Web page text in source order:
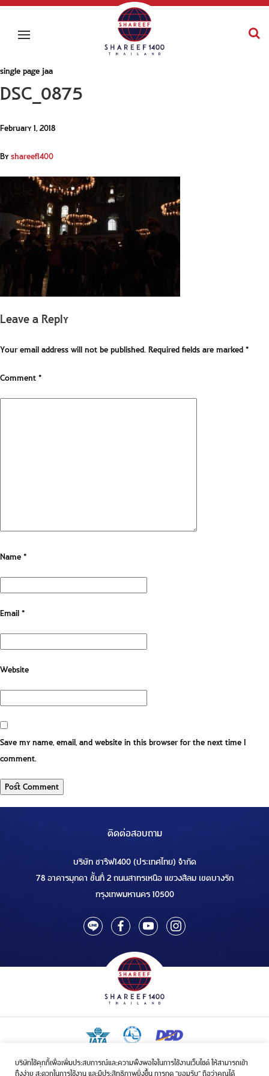
บริษัทใช้คุกกี้เพื่อเพิ่มประสบการณ์และความพึงพอใจในการใช้งานเว็บไซต์ ให้สามารถเข้า
ถึงง่าย สะดวกในการใช้งาน และมีประสิทธิภาพยิ่งขึ้น การกด “ยอมรับ” ถือว่าคุณได้
single page jaa
DSC_0875
February 1, 2018
Byshareef1400
Leave a Reply
Your email address will not be published.Required fields are marked*
Comment*
Name*
Email*
Website
Save my name, email, and website in this browser for the next time I
comment.
ติดต่อสอบถาม
บริษัท ชารีฟ1400 (ประเทศไทย) จำกัด
78 อาคารมุกดา ชั้นที่ 2 ถนนสาทรเหนือ แขวงสีลม เขตบางรัก
กรุงเทพมหานคร 10500
ใบอนุญาตเป็นผู้ประกอบกิจการรับจัดบริการขนส่งในกิจการฮัจย์เลขที่ 1/2568